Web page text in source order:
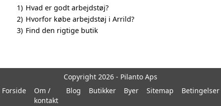
1) Hvad er godt arbejdstøj?
2) Hvorfor købe arbejdstøj i Arrild?
3) Find den rigtige butik
Copyright 2026 - Pilanto Aps
Forside
Om /
kontakt
Blog Butikker Byer Sitemap Betingelser